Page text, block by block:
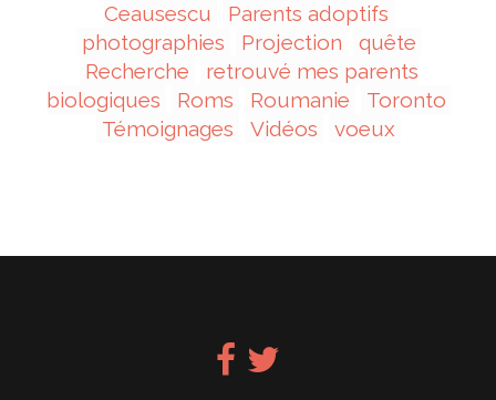
Ceausescu
Parents adoptifs
photographies
Projection
quête
Recherche
retrouvé mes parents
biologiques
Roms Roumanie
Toronto
Témoignages
Vidéos voeux